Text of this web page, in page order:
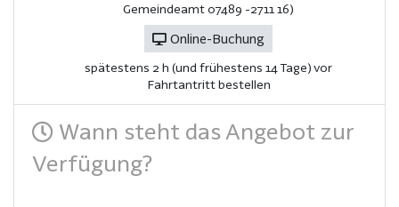
Gemeindeamt 07489 -2711 16)
Online-Buchung
spätestens 2 h (und frühestens 14 Tage) vor
Fahrtantritt bestellen
Wann steht das Angebot zur
Verfügung?